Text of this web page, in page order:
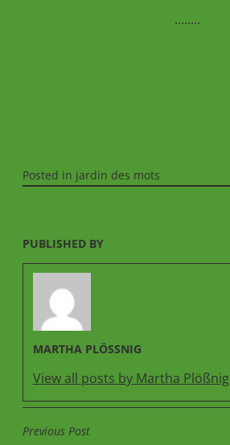
……..
Posted in jardin des mots
PUBLISHED BY
MARTHA PLÖSSNIG
View all posts by Martha Plößnig
BEITRAGSNAVIGATION
Previous Post